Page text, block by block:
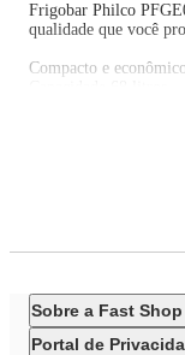
Frigobar Philco
qualidade que você
Compacto e
Ruído
Sobre a Fast Shop
Portal de